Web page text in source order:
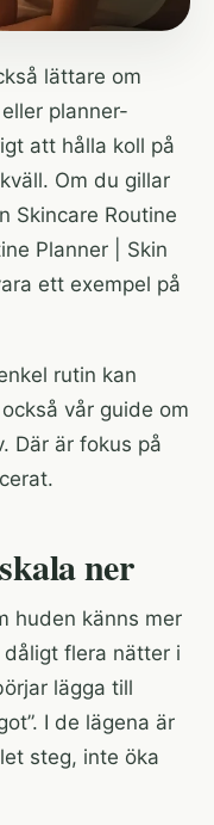
lättare om
planner-
att hålla koll på
Om du gillar
Skincare Routine
Planner | Skin
ett exempel på
rutin kan
vår guide om
. Där är fokus på
ner
huden känns mer
flera nätter i
lägga till
I de lägena är
steg, inte öka